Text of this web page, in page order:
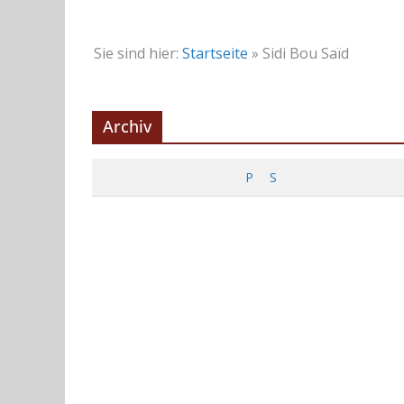
Sie sind hier: Startseite » Sidi Bou Saïd
Archiv
P S